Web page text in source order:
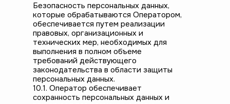
Безопасность персональных данных,
которые обрабатываются Оператором,
обеспечивается путем реализации
правовых, организационных и
технических мер, необходимых для
выполнения в полном объеме
требований действующего
законодательства в области защиты
персональных данных.
10.1. Оператор обеспечивает
сохранность персональных данных и